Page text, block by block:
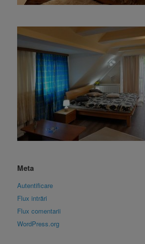
Meta
Autentificare
Flux intrări
Flux comentarii
WordPress.org